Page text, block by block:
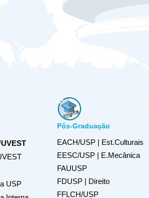
USP
Pós-Graduação
EACH/USP | Est.Culturais
EESC/USP | E.Mecânica
FAUUSP
FDUSP | Direito
FFLCH/USP